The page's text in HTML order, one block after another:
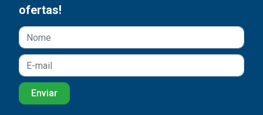
ofertas!